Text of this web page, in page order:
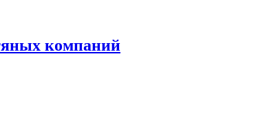
компаний